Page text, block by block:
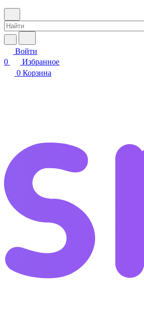
Войти
0
Избранное
0 Корзина